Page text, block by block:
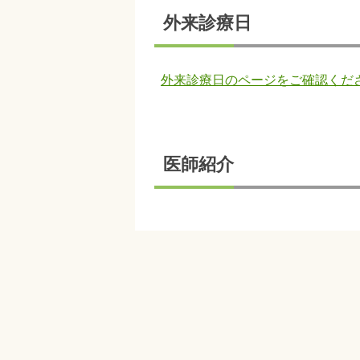
外来診療日
外来診療日のページをご確認くだ
医師紹介